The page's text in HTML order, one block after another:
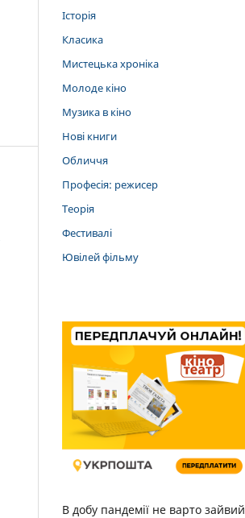
Історія
Класика
Мистецька хроніка
Молоде кіно
Музика в кіно
Нові книги
Обличчя
Професія: режисер
Теорія
Фестивалі
Ювілей фільму
В добу пандемії не варто зайвий